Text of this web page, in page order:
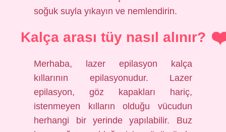
soğuk suyla yıkayın ve nemlendirin.
Kalça arası tüy nasıl alınır?
Merhaba, lazer epilasyon kalça
kıllarının epilasyonudur. Lazer
epilasyon, göz kapakları hariç,
istenmeyen kılların olduğu vücudun
herhangi bir yerinde yapılabilir. Buz